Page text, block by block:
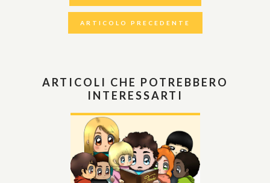
ARTICOLO PRECEDENTE
ARTICOLI CHE POTREBBERO
INTERESSARTI